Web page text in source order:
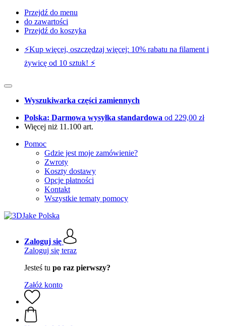
Przejdź do menu
do zawartości
Przejdź do koszyka
⚡️Kup więcej, oszczędzaj więcej: 10% rabatu na filament i
żywicę od 10 sztuk! ⚡️
Wyszukiwarka części zamiennych
Polska: Darmowa wysyłka standardowa od 229,00 zł
Więcej niż 11.100 art.
Pomoc
Gdzie jest moje zamówienie?
Zwroty
Koszty dostawy
Opcje płatności
Kontakt
Wszystkie tematy pomocy
Zaloguj się
Zaloguj się teraz
Jesteś tu po raz pierwszy?
Załóż konto